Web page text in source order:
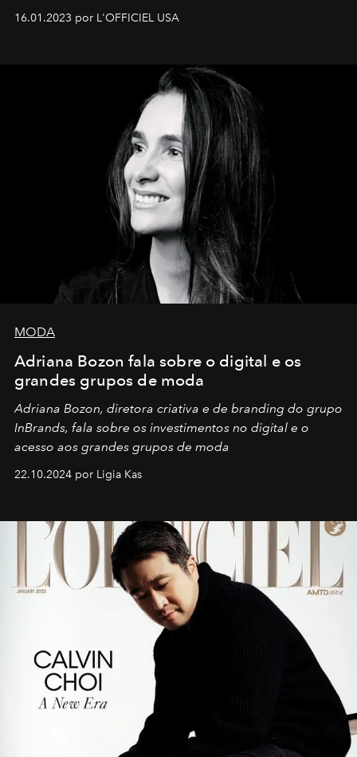
16.01.2023 por L'OFFICIEL USA
MODA
Adriana Bozon fala sobre o digital e os
grandes grupos de moda
Adriana Bozon, diretora criativa e de branding do grupo
InBrands, fala sobre os investimentos no digital e o
acesso aos grandes grupos de moda
22.10.2024 por Ligia Kas